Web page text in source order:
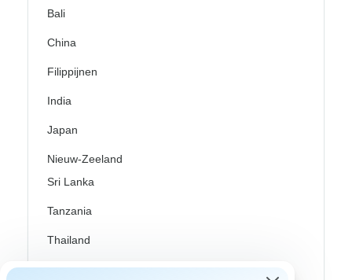
Bali
China
Filippijnen
India
Japan
Nieuw-Zeeland
Sri Lanka
Tanzania
Thailand
Vietnam